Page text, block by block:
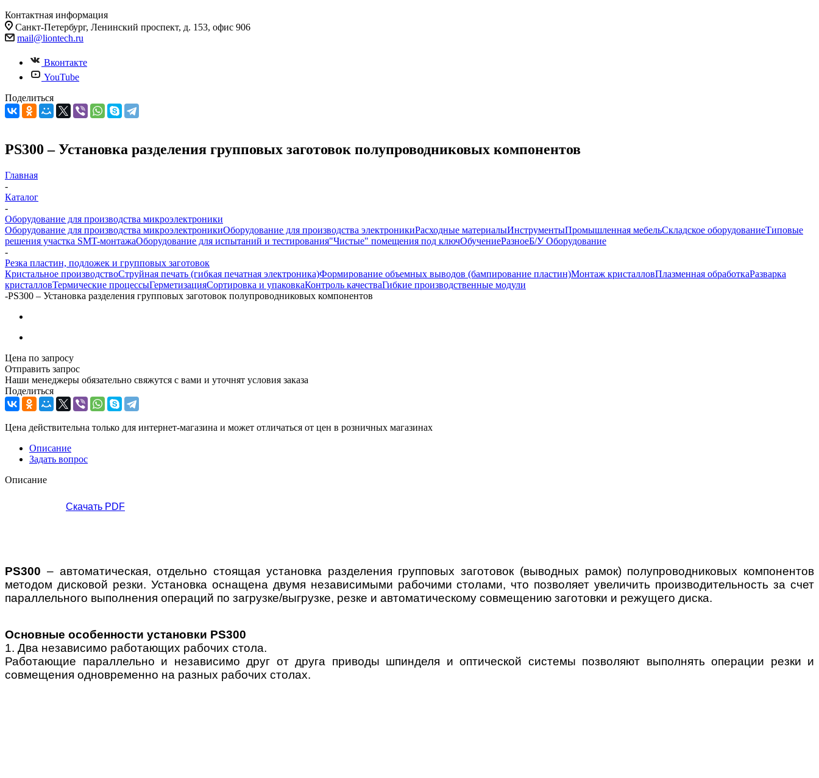
Контактная информация
Санкт-Петербург, Ленинский проспект, д. 153, офис 906
mail@liontech.ru
Вконтакте
YouTube
Поделиться
PS300 – Установка разделения групповых заготовок полупроводниковых компонентов
Главная
-
Каталог
-
Оборудование для производства микроэлектроники
Оборудование для производства микроэлектроникиОборудование для производства электроникиРасходные материалыИнструментыПромышленная мебельСкладское оборудованиеТиповые
решения участка SMT-монтажаОборудование для испытаний и тестирования"Чистые" помещения под ключОбучениеРазноеБ/У Оборудование
-
Резка пластин, подложек и групповых заготовок
Кристальное производствоСтруйная печать (гибкая печатная электроника)Формирование объемных выводов (бампирование пластин)Монтаж кристалловПлазменная обработкаРазварка
кристалловТермические процессыГерметизацияСортировка и упаковкаКонтроль качестваГибкие производственные модули
-PS300 – Установка разделения групповых заготовок полупроводниковых компонентов
Цена по запросу
Отправить запрос
Наши менеджеры обязательно свяжутся с вами и уточнят условия заказа
Поделиться
Цена действительна только для интернет-магазина и может отличаться от цен в розничных магазинах
Описание
Задать вопрос
Описание
Скачать PDF
PS300 – автоматическая, отдельно стоящая установка разделения групповых заготовок (выводных рамок) полупроводниковых компонентов
методом дисковой резки. Установка оснащена двумя независимыми рабочими столами, что позволяет увеличить производительность за счет
параллельного выполнения операций по загрузке/выгрузке, резке и автоматическому совмещению заготовки и режущего диска.
Основные особенности установки PS300
1. Два независимо работающих рабочих стола.
Работающие параллельно и независимо друг от друга приводы шпинделя и оптической системы позволяют выполнять операции резки и
совмещения одновременно на разных рабочих столах.